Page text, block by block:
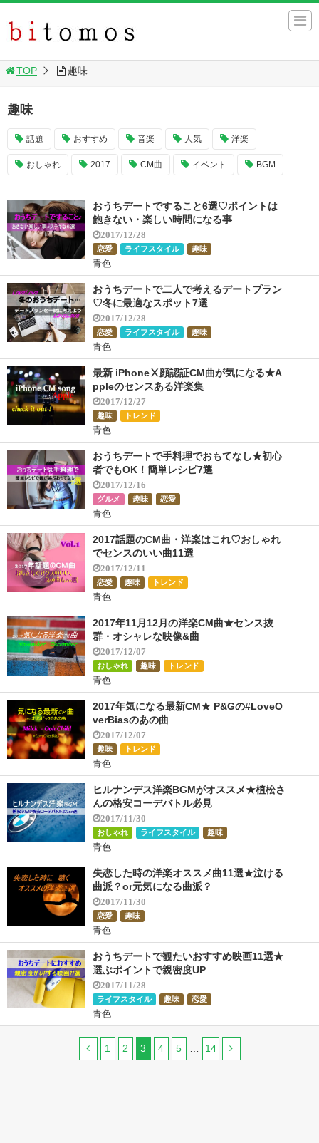
TOP 趣味
趣味
話題 おすすめ 音楽 人気 洋楽
おしゃれ 2017 CM曲 イベント BGM
おうちデートですること6選♡ポイントは
飽きない・楽しい時間になる事
2017/12/28
恋愛 ライフスタイル 趣味
青色
おうちデートで二人で考えるデートプラン
♡冬に最適なスポット7選
2017/12/28
恋愛 ライフスタイル 趣味
青色
最新 iPhoneⅩ顔認証CM曲が気になる★A
ppleのセンスある洋楽集
2017/12/27
趣味 トレンド
青色
おうちデートで手料理でおもてなし★初心
者でもOK！簡単レシピ7選
2017/12/16
グルメ 趣味 恋愛
青色
2017話題のCM曲・洋楽はこれ♡おしゃれ
でセンスのいい曲11選
2017/12/11
恋愛 趣味 トレンド
青色
2017年11月12月の洋楽CM曲★センス抜
群・オシャレな映像&曲
2017/12/07
おしゃれ 趣味 トレンド
青色
2017年気になる最新CM★ P&Gの#LoveO
verBiasのあの曲
2017/12/07
趣味 トレンド
青色
ヒルナンデス洋楽BGMがオススメ★植松さ
んの格安コーデバトル必見
2017/11/30
おしゃれ ライフスタイル 趣味
青色
失恋した時の洋楽オススメ曲11選★泣ける
曲派？or元気になる曲派？
2017/11/30
恋愛 趣味
青色
おうちデートで観たいおすすめ映画11選★
選ぶポイントで親密度UP
2017/11/28
ライフスタイル 趣味 恋愛
青色
1 2 3 4 5 14